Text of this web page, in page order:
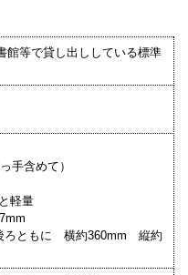
館等で貸し出ししている標準
手含めて）
軽量
ろともに 横約360mm 縦約